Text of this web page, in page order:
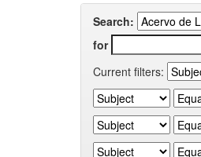
Search:
for
Current filters: